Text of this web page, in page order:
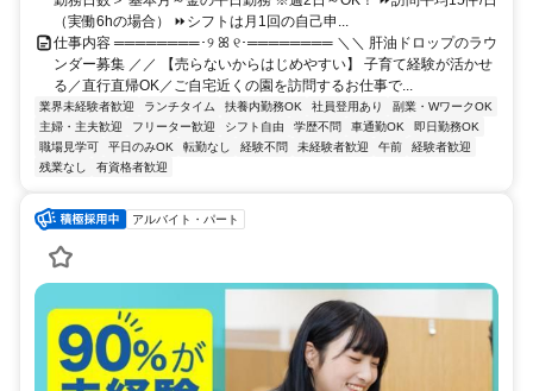
（実働6hの場合） ⏩シフトは月1回の自己申...
仕事内容 ════════･୨ ꕤ ୧･════════ ＼＼ 肝油ドロップのラウ
ンダー募集 ／／ 【売らないからはじめやすい】 子育て経験が活かせ
る／直行直帰OK／ご自宅近くの園を訪問するお仕事で...
業界未経験者歓迎 ランチタイム 扶養内勤務OK 社員登用あり
副業・WワークOK
主婦・主夫歓迎
フリーター歓迎 シフト自由 学歴不問 車通勤OK
即日勤務OK
職場見学可
平日のみOK 転勤なし 経験不問 未経験者歓迎 午前
経験者歓迎
残業なし
有資格者歓迎
アルバイト・パート